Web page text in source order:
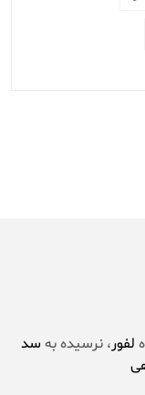
لفور، نرسیده به سد